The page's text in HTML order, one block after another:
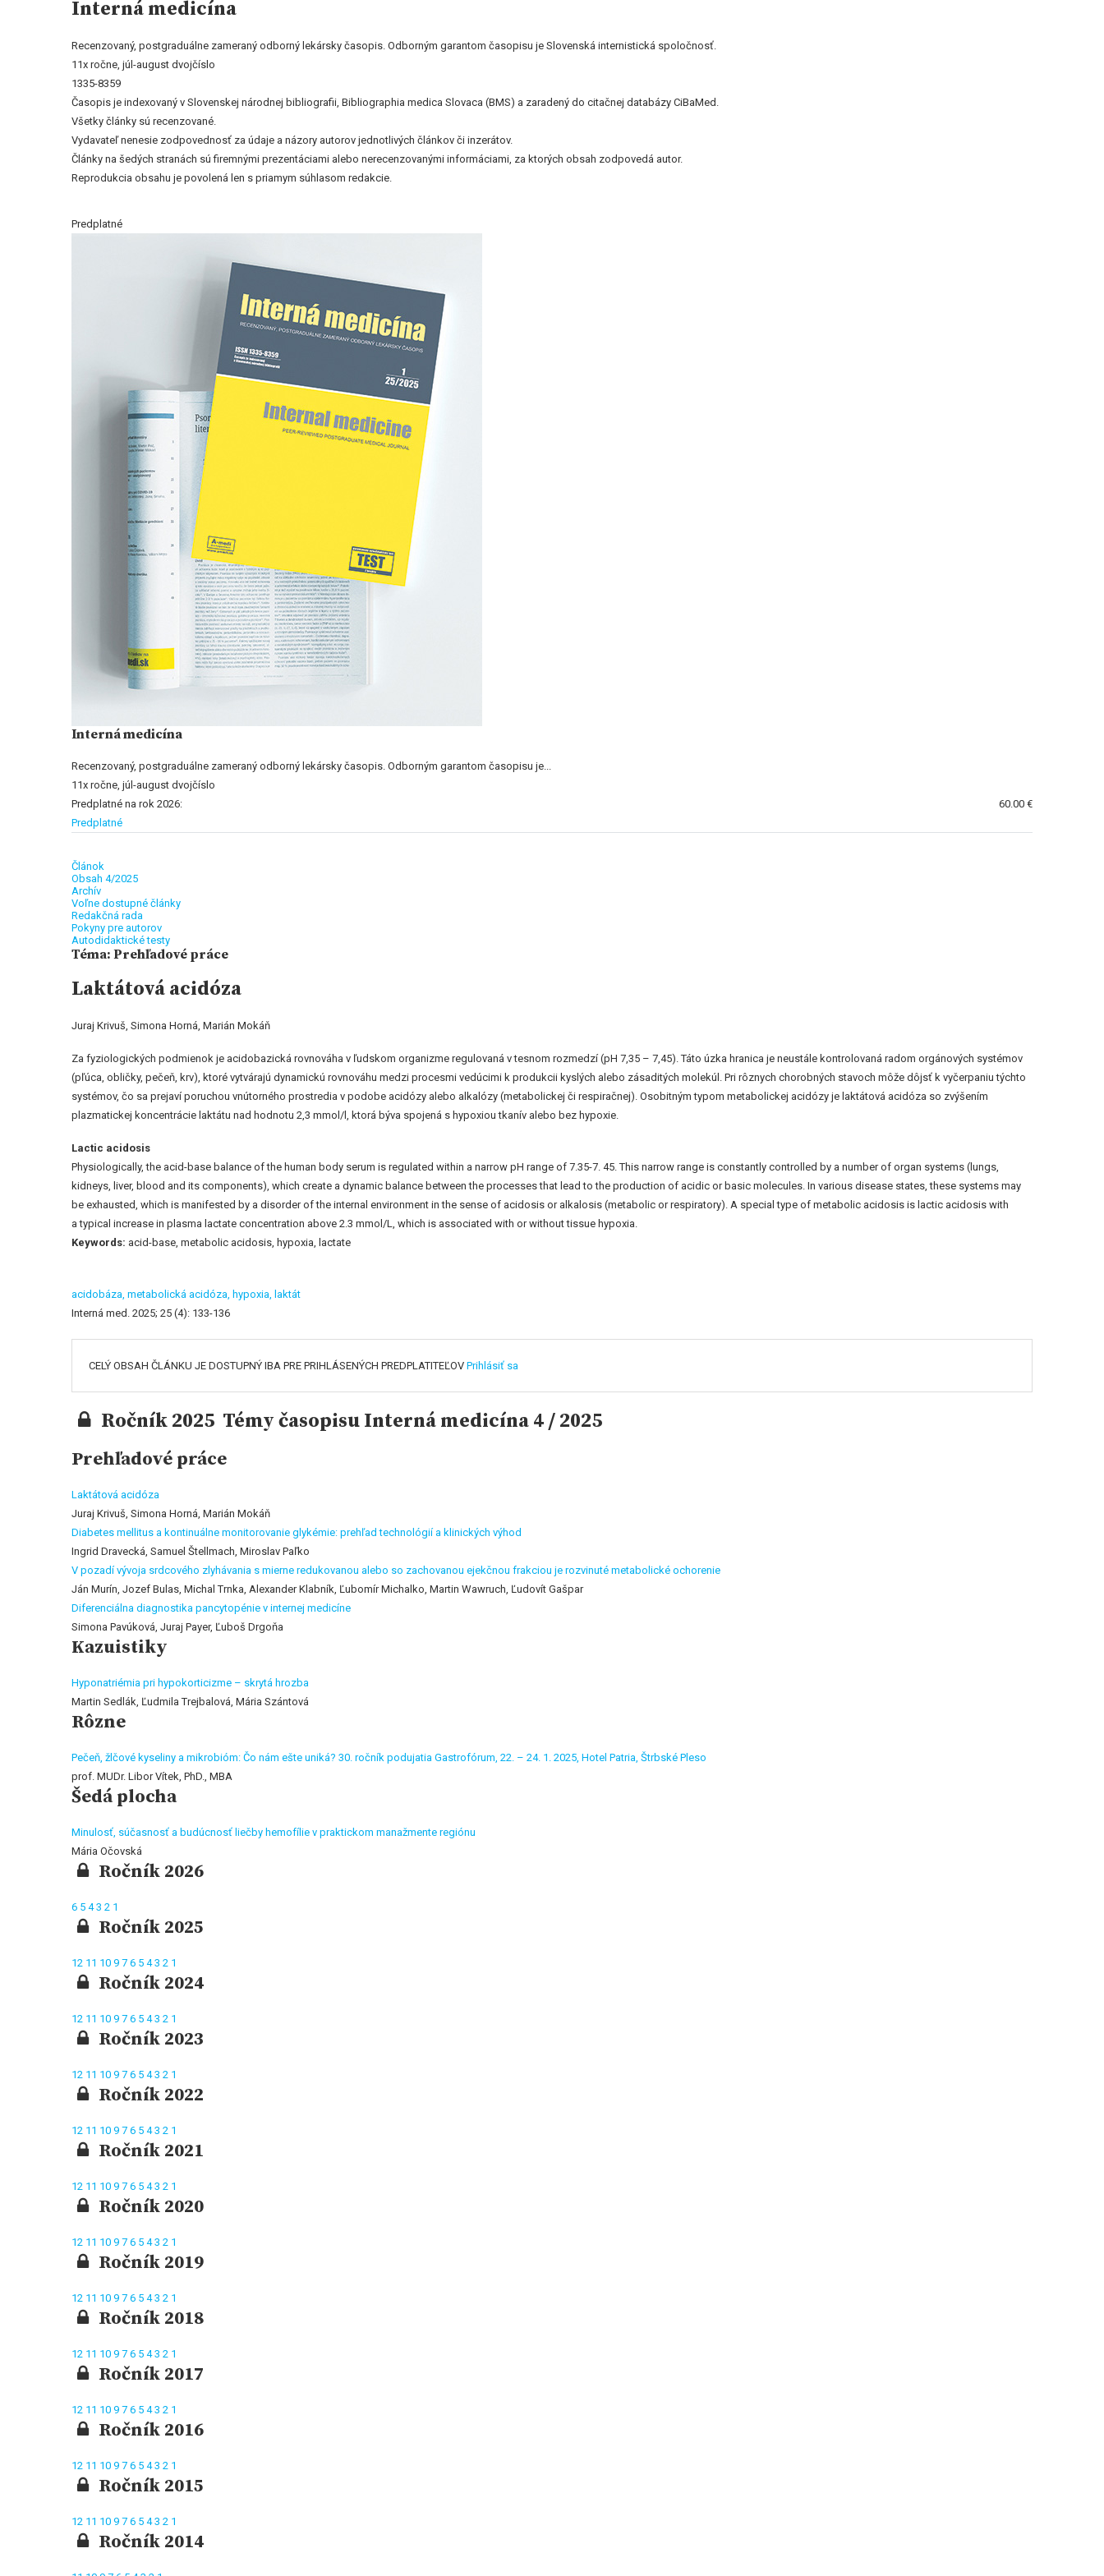
Interná medicína
Recenzovaný, postgraduálne zameraný odborný lekársky časopis. Odborným garantom časopisu je Slovenská internistická spoločnosť.
11x ročne, júl-august dvojčíslo
1335-8359
Časopis je indexovaný v Slovenskej národnej bibliografii, Bibliographia medica Slovaca (BMS) a zaradený do citačnej databázy CiBaMed.
Všetky články sú recenzované.
Vydavateľ nenesie zodpovednosť za údaje a názory autorov jednotlivých článkov či inzerátov.
Články na šedých stranách sú firemnými prezentáciami alebo nerecenzovanými informáciami, za ktorých obsah zodpovedá autor.
Reprodukcia obsahu je povolená len s priamym súhlasom redakcie.
Predplatné
Interná medicína
Recenzovaný, postgraduálne zameraný odborný lekársky časopis. Odborným garantom časopisu je...
11x ročne, júl-august dvojčíslo
Predplatné na rok 2026:
60.00 €
Predplatné
Článok
Obsah 4/2025
Archív
Voľne dostupné články
Redakčná rada
Pokyny pre autorov
Autodidaktické testy
Téma: Prehľadové práce
Laktátová acidóza
Juraj Krivuš, Simona Horná, Marián Mokáň
Za fyziologických podmienok je acidobazická rovnováha v ľudskom organizme regulovaná v tesnom rozmedzí (pH 7,35 – 7,45). Táto úzka hranica je neustále kontrolovaná radom orgánových systémov
(pľúca, obličky, pečeň, krv), ktoré vytvárajú dynamickú rovnováhu medzi procesmi vedúcimi k produkcii kyslých alebo zásaditých molekúl. Pri rôznych chorobných stavoch môže dôjsť k vyčerpaniu týchto
systémov, čo sa prejaví poruchou vnútorného prostredia v podobe acidózy alebo alkalózy (metabolickej či respiračnej). Osobitným typom metabolickej acidózy je laktátová acidóza so zvýšením
plazmatickej koncentrácie laktátu nad hodnotu 2,3 mmol/l, ktorá býva spojená s hypoxiou tkanív alebo bez hypoxie.
Lactic acidosis
Physiologically, the acid-base balance of the human body serum is regulated within a narrow pH range of 7.35-7. 45. This narrow range is constantly controlled by a number of organ systems (lungs,
kidneys, liver, blood and its components), which create a dynamic balance between the processes that lead to the production of acidic or basic molecules. In various disease states, these systems may
be exhausted, which is manifested by a disorder of the internal environment in the sense of acidosis or alkalosis (metabolic or respiratory). A special type of metabolic acidosis is lactic acidosis with
a typical increase in plasma lactate concentration above 2.3 mmol/L, which is associated with or without tissue hypoxia.
Keywords: acid-base, metabolic acidosis, hypoxia, lactate
acidobáza, metabolická acidóza, hypoxia, laktát
Interná med. 2025; 25 (4): 133-136
CELÝ OBSAH ČLÁNKU JE DOSTUPNÝ IBA PRE PRIHLÁSENÝCH PREDPLATITEĽOV Prihlásiť sa
Ročník 2025 Témy časopisu Interná medicína 4 / 2025
Prehľadové práce
Laktátová acidóza
Juraj Krivuš, Simona Horná, Marián Mokáň
Diabetes mellitus a kontinuálne monitorovanie glykémie: prehľad technológií a klinických výhod
Ingrid Dravecká, Samuel Štellmach, Miroslav Paľko
V pozadí vývoja srdcového zlyhávania s mierne redukovanou alebo so zachovanou ejekčnou frakciou je rozvinuté metabolické ochorenie
Ján Murín, Jozef Bulas, Michal Trnka, Alexander Klabník, Ľubomír Michalko, Martin Wawruch, Ľudovít Gašpar
Diferenciálna diagnostika pancytopénie v internej medicíne
Simona Pavúková, Juraj Payer, Ľuboš Drgoňa
Kazuistiky
Hyponatriémia pri hypokorticizme – skrytá hrozba
Martin Sedlák, Ľudmila Trejbalová, Mária Szántová
Rôzne
Pečeň, žlčové kyseliny a mikrobióm: Čo nám ešte uniká? 30. ročník podujatia Gastrofórum, 22. – 24. 1. 2025, Hotel Patria, Štrbské Pleso
prof. MUDr. Libor Vítek, PhD., MBA
Šedá plocha
Minulosť, súčasnosť a budúcnosť liečby hemofílie v praktickom manažmente regiónu
Mária Očovská
Ročník 2026
6 5 43 2 1
Ročník 2025
12 11 10 9 7 6 5 43 2 1
Ročník 2024
12 11 10 9 7 6 5 43 2 1
Ročník 2023
12 11 10 9 7 6 5 43 2 1
Ročník 2022
12 11 10 9 7 6 5 43 2 1
Ročník 2021
12 11 10 9 7 6 5 43 2 1
Ročník 2020
12 11 10 9 7 6 5 43 2 1
Ročník 2019
12 11 10 9 7 6 5 43 2 1
Ročník 2018
12 11 10 9 7 6 5 43 2 1
Ročník 2017
12 11 10 9 7 6 5 43 2 1
Ročník 2016
12 11 10 9 7 6 5 43 2 1
Ročník 2015
12 11 10 9 7 6 5 43 2 1
Ročník 2014